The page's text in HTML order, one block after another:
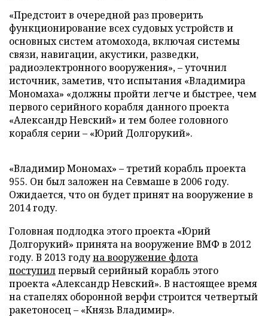
«Предстоит в очередной раз проверить
функционирование всех судовых устройств и
основных систем атомохода, включая системы
связи, навигации, акустики, разведки,
радиоэлектронного вооружения»,–уточнил
источник, заметив, что испытания «Владимира
Мономаха» «должны пройти легче и быстрее, чем
первого серийного корабля данного проекта
«Александр Невский» и тем более головного
корабля серии – «Юрий Долгорукий».
«Владимир Мономах» – третий корабль проекта
955. Он был заложен на Севмаше в 2006 году.
Ожидается, что он будет принят на вооружение в
2014 году.
Головная подлодка этого проекта «Юрий
Долгорукий» принята на вооружение ВМФ в 2012
году. В 2013 годуна вооружение флота
поступилпервый серийный корабль этого
проекта «Александр Невский». В настоящее время
на стапелях оборонной верфи строится четвертый
ракетоносец – «Князь Владимир».